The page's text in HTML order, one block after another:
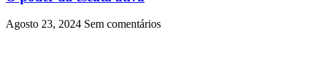
Agosto 23, 2024 Sem comentários